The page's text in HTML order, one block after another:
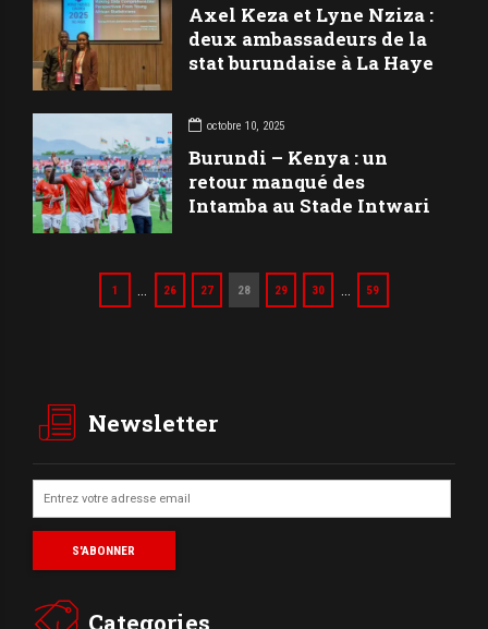
Axel Keza et Lyne Nziza :
deux ambassadeurs de la
stat burundaise à La Haye
octobre 10, 2025
Burundi – Kenya : un
retour manqué des
Intamba au Stade Intwari
1 26 27 28 29 30 59
Newsletter
Categories